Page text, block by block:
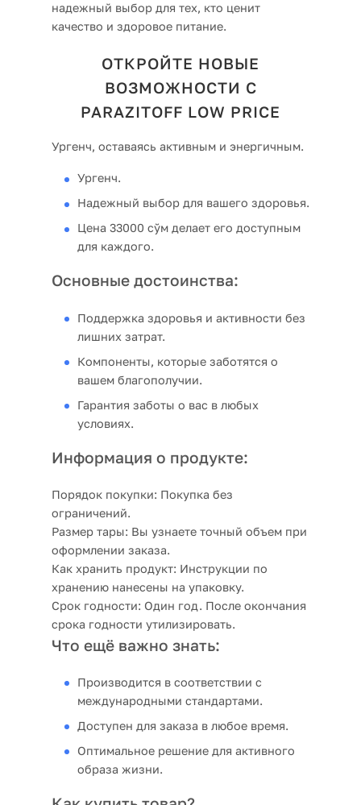
надежный выбор для тех, кто ценит
качество и здоровое питание.
ОТКРОЙТЕ НОВЫЕ
ВОЗМОЖНОСТИ С
PARAZITOFF LOW PRICE
Ургенч, оставаясь активным и энергичным.
Ургенч.
Надежный выбор для вашего здоровья.
Цена 33000 сўм делает его доступным
для каждого.
Основные достоинства:
Поддержка здоровья и активности без
лишних затрат.
Компоненты, которые заботятся о
вашем благополучии.
Гарантия заботы о вас в любых
условиях.
Информация о продукте:
Порядок покупки: Покупка без
ограничений.
Размер тары: Вы узнаете точный объем при
оформлении заказа.
Как хранить продукт: Инструкции по
хранению нанесены на упаковку.
Срок годности: Один год. После окончания
срока годности утилизировать.
Что ещё важно знать:
Производится в соответствии с
международными стандартами.
Доступен для заказа в любое время.
Оптимальное решение для активного
образа жизни.